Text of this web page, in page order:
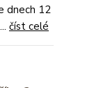
dnech 12
číst celé